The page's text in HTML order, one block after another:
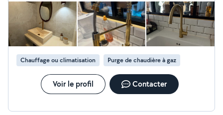
Chauffage ou climatisation Purge de chaudière à gaz
Voir le profil Contacter